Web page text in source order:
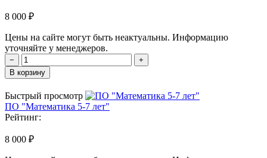
8 000 ₽
Цены на сайте могут быть неактуальны. Информацию
уточняйте у менеджеров.
−
+
В корзину
Быстрый просмотр
ПО "Математика 5-7 лет"
Рейтинг:
8 000 ₽